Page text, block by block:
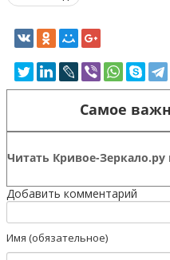
Самое
Читать Кривое-Зеркало.ру
Добавить комментарий
Имя (обязательное)